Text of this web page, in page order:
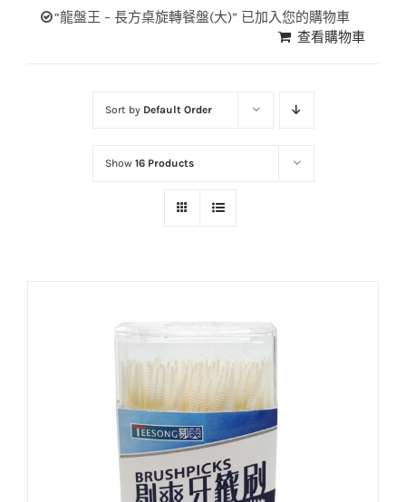
“龍盤王 – 長方桌旋轉餐盤(大)” 已加入您的購物車
查看購物車
Sort by Default Order
Show 16 Products